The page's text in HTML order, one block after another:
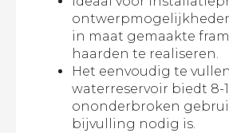
in maat gemaakte
haarden te realiseren.
Het eenvoudig te vullen
waterreservoir biedt 8-
ononderbroken
bijvulling nodig is.